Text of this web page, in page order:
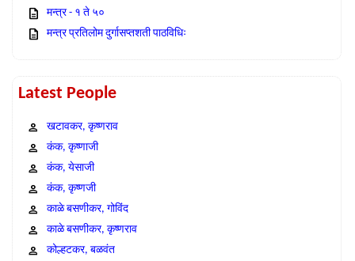
मन्त्र - १ ते ५०
मन्त्र प्रतिलोम दुर्गासप्तशती पाठविधिः
Latest People
खटावकर, कृष्णराव
कंक, कृष्णाजी
कंक, येसाजी
कंक, कृष्णजी
काळे बसणीकर, गोविंद
काळे बसणीकर, कृष्णराव
कोल्हटकर, बळवंत